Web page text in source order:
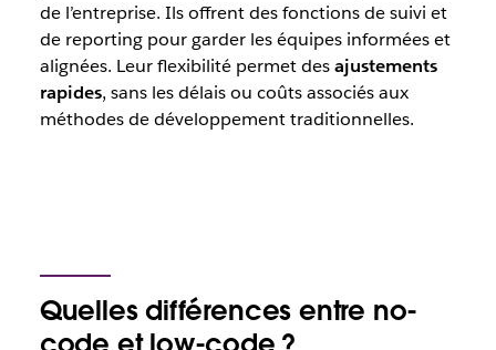
de l’entreprise. Ils offrent des fonctions de suivi et
de reporting pour garder les équipes informées et
alignées. Leur flexibilité permet desajustements
rapides, sans les délais ou coûts associés aux
méthodes de développement traditionnelles.
Quelles différences entre no-